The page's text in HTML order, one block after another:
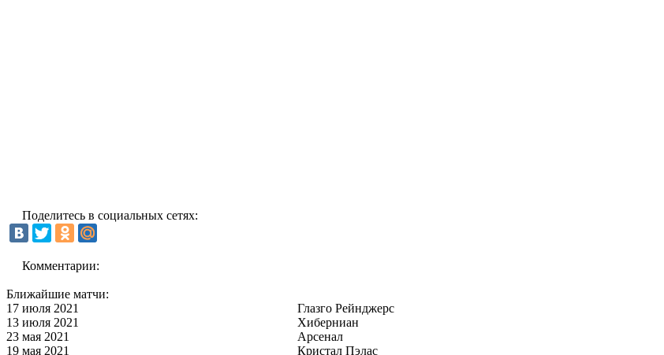
Поделитесь в социальных сетях:
Комментарии:
Ближайшие матчи:
17 июля 2021
Глазго Рейнджерс
13 июля 2021
Хиберниан
23 мая 2021
Арсенал
19 мая 2021
Кристал Пэлас